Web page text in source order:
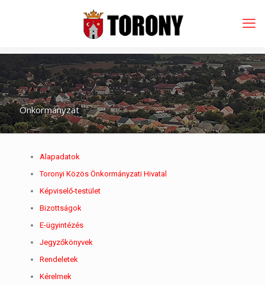
Önkormányzat
Alapadatok
Toronyi Közös Önkormányzati Hivatal
Képviselő-testület
Bizottságok
E-ügyintézés
Jegyzőkönyvek
Rendeletek
Kérelmek